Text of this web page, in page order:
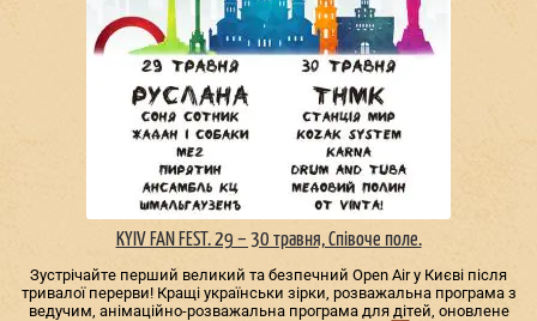
KYIV FAN FEST. 29 – 30 травня, Співоче поле.
Зустрічайте перший великий та безпечний Open Air у Києві після
тривалої перерви! Кращі українськи зірки, розважальна програма з
ведучим, анімаційно-розважальна програма для дітей, оновлене